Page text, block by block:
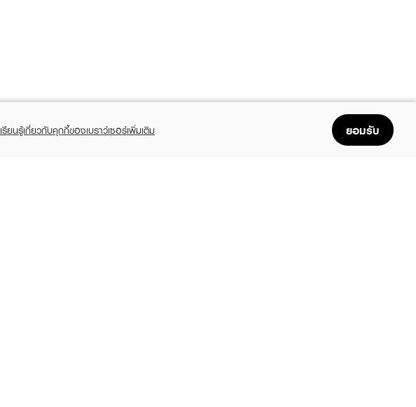
เรียนรู้เกี่ยวกับคุกกี้ของเบราว์เซอร์เพิ่มเติม ยอมรับ